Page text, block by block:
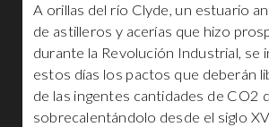
A orillas del río Clyde, un estuario
de astilleros y acerías que hizo
durante la Revolución Industrial, se
estos días los pactos que deberán
de las ingentes cantidades de CO2
sobrecalentándolo desde el siglo